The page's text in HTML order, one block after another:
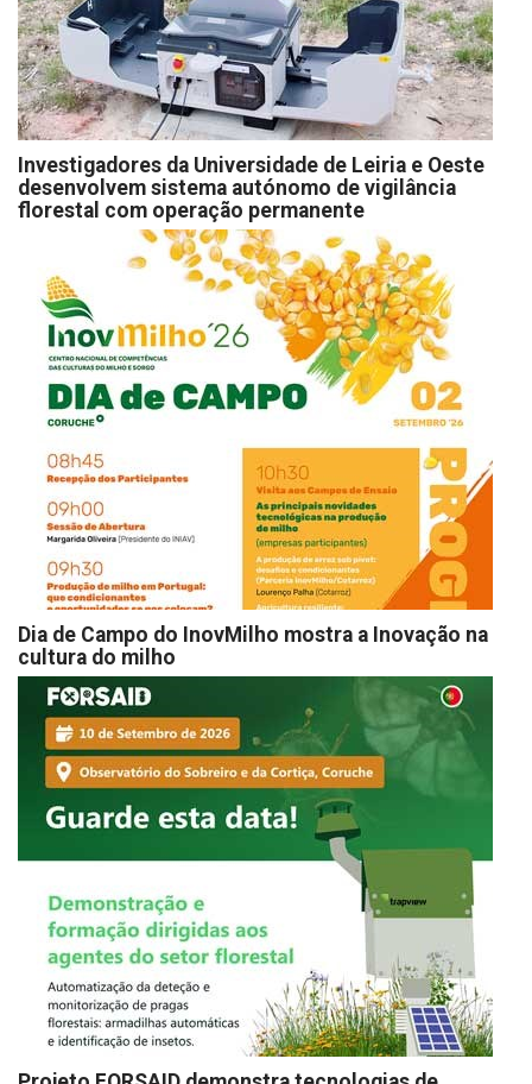
Investigadores da Universidade de Leiria e Oeste
desenvolvem sistema autónomo de vigilância
florestal com operação permanente
Dia de Campo do InovMilho mostra a Inovação na
cultura do milho